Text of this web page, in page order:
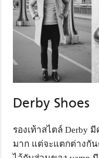
Derby Shoes
รองเท้าสไตล์ Derby
มาก แต่จะแตกต่างกัน